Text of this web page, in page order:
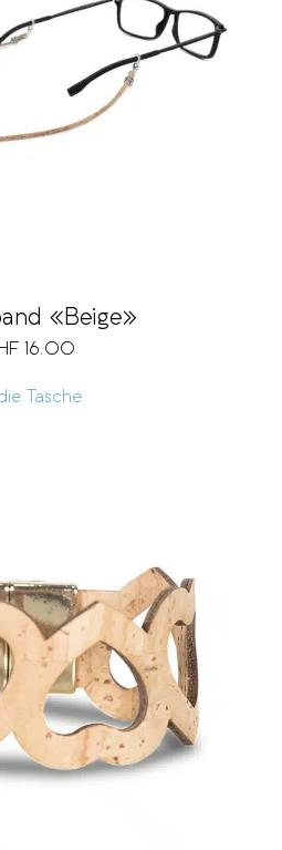
«Beige»
16.00
Tasche